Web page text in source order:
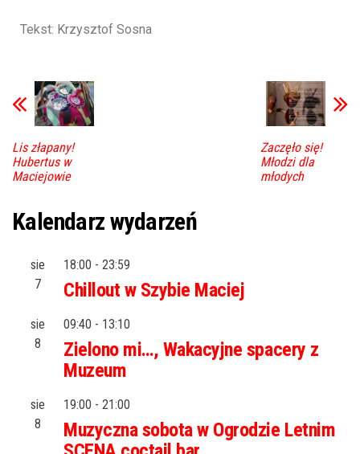
Tekst: Krzysztof Sosna
Lis złapany!
Hubertus w
Maciejowie
Zaczęło się!
Młodzi dla
młodych
Kalendarz wydarzeń
sie
7
18:00 - 23:59
Chillout w Szybie Maciej
sie
8
09:40 - 13:10
Zielono mi…, Wakacyjne spacery z
Muzeum
sie
8
19:00 - 21:00
Muzyczna sobota w Ogrodzie Letnim